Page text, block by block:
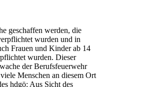
geschaffen werden, die
wurden und in
Frauen und Kinder ab 14
wurden. Dieser
der Berufsfeuerwehr
Menschen an diesem Ort
hdgö: Aus Sicht des